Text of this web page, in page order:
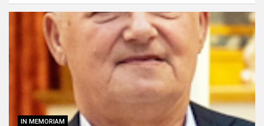
IN MEMORIAM